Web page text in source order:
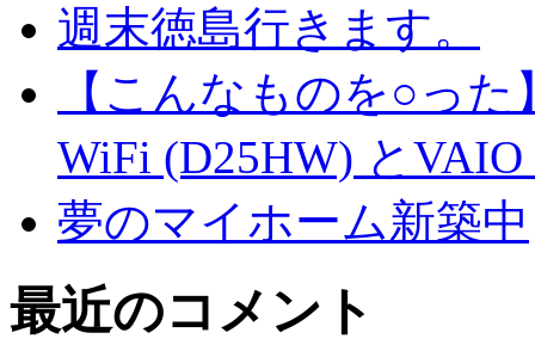
週末徳島行きます。
【こんなものを○っ
WiFi (D25HW) とVAIO
夢のマイホーム新築中
最近のコメント